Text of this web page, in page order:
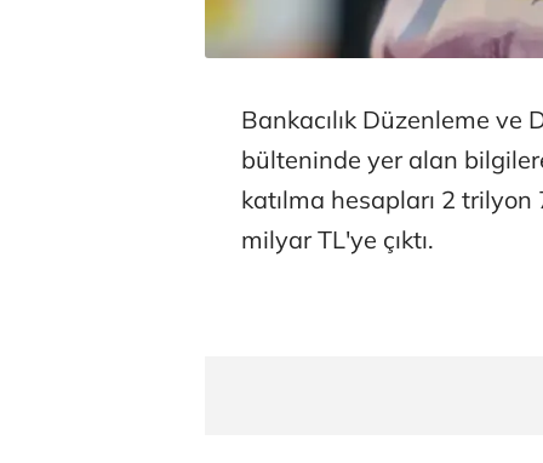
Bankacılık Düzenleme ve
bülteninde yer alan
katılma hesapları 2
milyar TL'ye çıktı.